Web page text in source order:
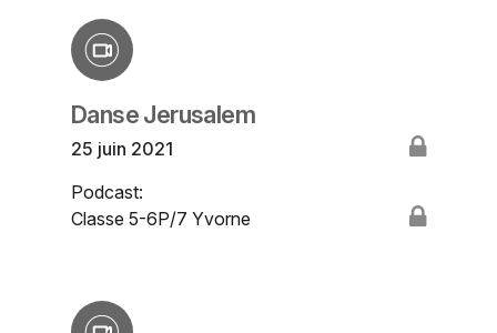
Danse Jerusalem
25 juin 2021
Podcast:
Classe 5-6P/7 Yvorne